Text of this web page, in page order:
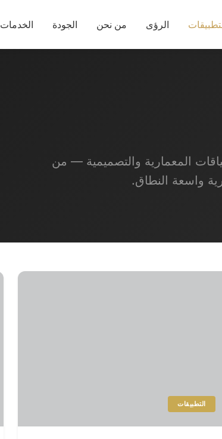
الرؤى من نحن الجودة الخدمات
المعمارية والتصميمية — من
واسعة النطاق.
التطبيقات